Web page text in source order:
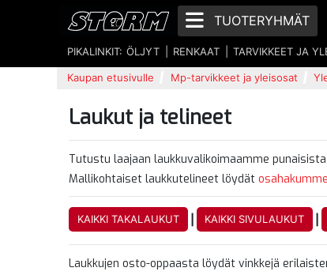
TUOTERYHMÄT
PIKALINKIT: ÖLJYT RENKAAT TARVIKKEET JA
Kaupan etusivulle Mp-tarvikkeet ja yleisosat
Laukut ja telineet
Tutustu laajaan laukkuvalikoimaamme
Mallikohtaiset laukkutelineet löydät osahakumme
KAIKKI TAKALAUKUT KAIKKI SIVULAUKUT
Laukkujen osto-oppaasta löydät vinkkejä